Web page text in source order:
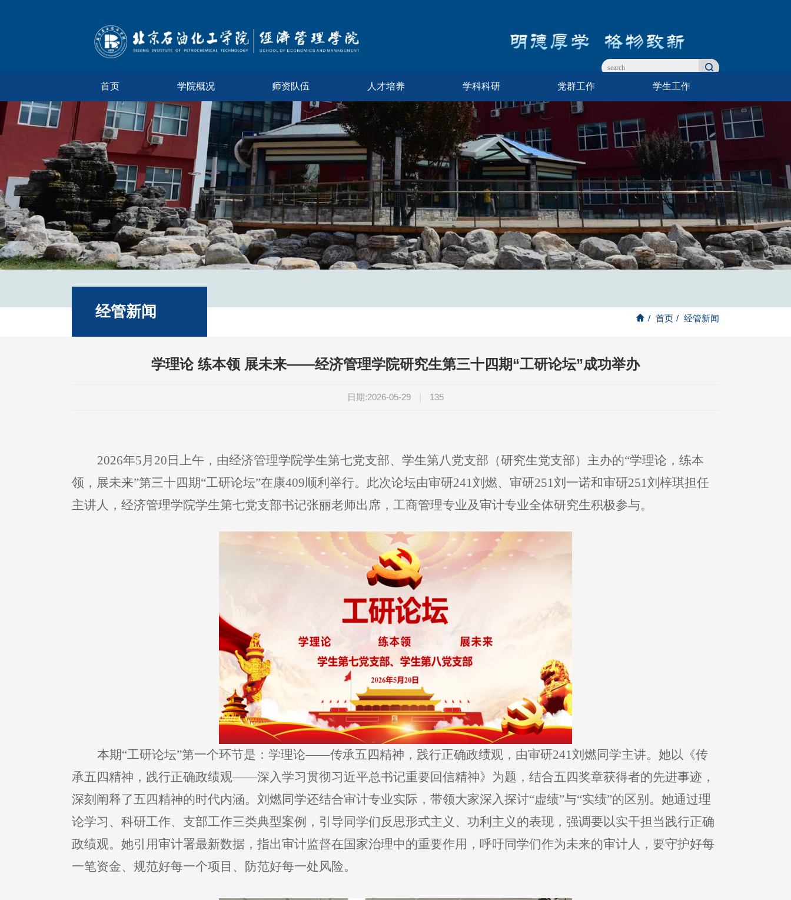
首页 学院概况 师资队伍 人才培养 学科科研 党群工作 学生工作
/ 首页 / 经管新闻
经管新闻
学理论 练本领 展未来——经济管理学院研究生第三十四期“工研论坛”成功举办
日期:2026-05-29 | 135
2026年5月20日上午，由经济管理学院学生第七党支部、学生第八党支部（研究生党支部）主办的“学理论，练本
领，展未来”第三十四期“工研论坛”在康409顺利举行。此次论坛由审研241刘燃、审研251刘一诺和审研251刘梓琪担任
主讲人，经济管理学院学生第七党支部书记张丽老师出席，工商管理专业及审计专业全体研究生积极参与。
本期“工研论坛”第一个环节是：学理论——传承五四精神，践行正确政绩观，由审研241刘燃同学主讲。她以《传
承五四精神，践行正确政绩观——深入学习贯彻习近平总书记重要回信精神》为题，结合五四奖章获得者的先进事迹，
深刻阐释了五四精神的时代内涵。刘燃同学还结合审计专业实际，带领大家深入探讨“虚绩”与“实绩”的区别。她通过理
论学习、科研工作、支部工作三类典型案例，引导同学们反思形式主义、功利主义的表现，强调要以实干担当践行正确
政绩观。她引用审计署最新数据，指出审计监督在国家治理中的重要作用，呼吁同学们作为未来的审计人，要守护好每
一笔资金、规范好每一个项目、防范好每一处风险。